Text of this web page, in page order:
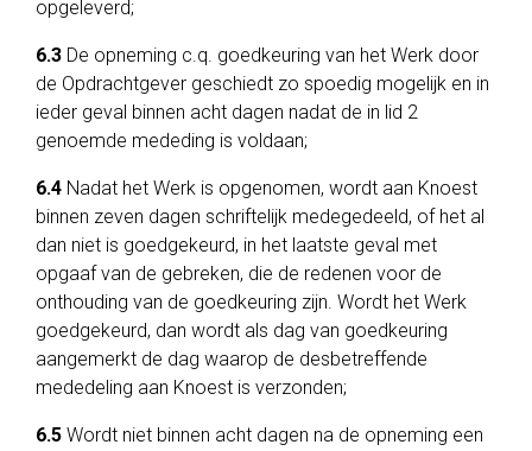
opgeleverd;
6.3 De opneming c.q. goedkeuring van het Werk door
de Opdrachtgever geschiedt zo spoedig mogelijk en in
ieder geval binnen acht dagen nadat de in lid 2
genoemde mededing is voldaan;
6.4 Nadat het Werk is opgenomen, wordt aan Knoest
binnen zeven dagen schriftelijk medegedeeld, of het al
dan niet is goedgekeurd, in het laatste geval met
opgaaf van de gebreken, die de redenen voor de
onthouding van de goedkeuring zijn. Wordt het Werk
goedgekeurd, dan wordt als dag van goedkeuring
aangemerkt de dag waarop de desbetreffende
mededeling aan Knoest is verzonden;
6.5 Wordt niet binnen acht dagen na de opneming een